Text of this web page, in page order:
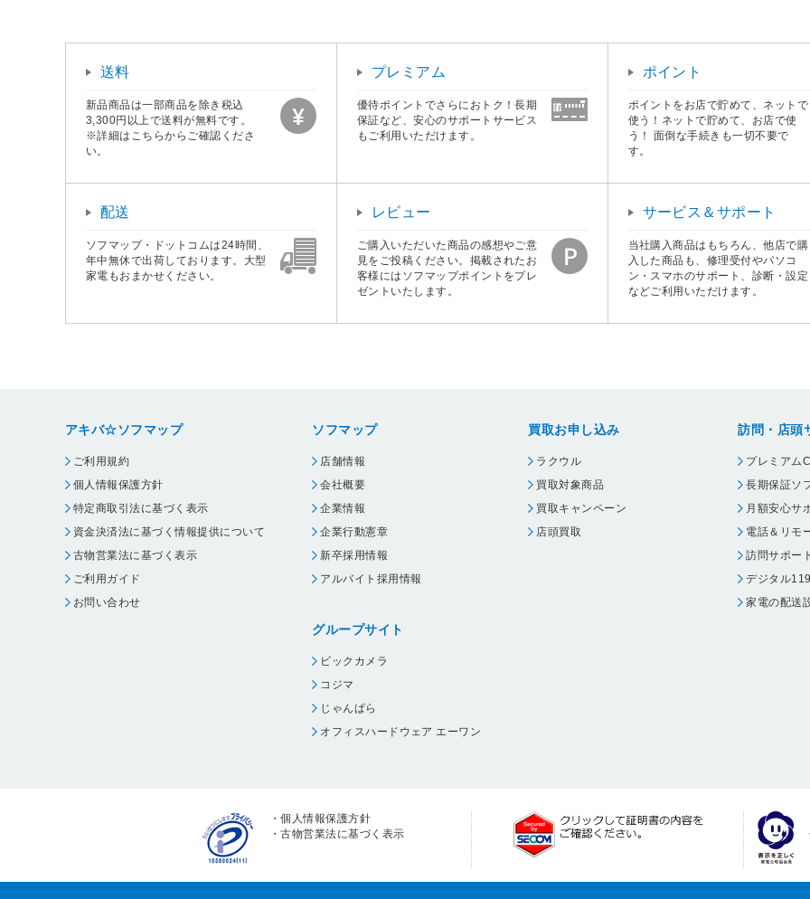
送料
新品商品は一部商品を除き税込
3,300円以上で送料が無料です。
※詳細はこちらからご確認くださ
い。
プレミアム
優待ポイントでさらにおトク！長期
保証など、安心のサポートサービス
もご利用いただけます。
ポイント
ポイントをお店で貯めて、ネットで
使う！ネットで貯めて、お店で使
う！ 面倒な手続きも一切不要で
す。
配送
ソフマップ・ドットコムは24時間、
年中無休で出荷しております。大型
家電もおまかせください。
レビュー
ご購入いただいた商品の感想やご意
見をご投稿ください。掲載されたお
客様にはソフマップポイントをプレ
ゼントいたします。
サービス＆サポート
当社購入商品はもちろん、他店で購
入した商品も、修理受付やパソコ
ン・スマホのサポート、診断・設定
などご利用いただけます。
アキバ☆ソフマップ
ご利用規約
個人情報保護方針
特定商取引法に基づく表示
資金決済法に基づく情報提供について
古物営業法に基づく表示
ご利用ガイド
お問い合わせ
ソフマップ
店舗情報
会社概要
企業情報
企業行動憲章
新卒採用情報
アルバイト採用情報
グループサイト
ビックカメラ
コジマ
じゃんぱら
オフィスハードウェア エーワン
買取お申し込み
ラクウル
買取対象商品
買取キャンペーン
店頭買取
訪問・店頭
プレミアム
長期保証ソ
月額安心サ
電話＆リモ
訪問サポー
デジタル
家電の配送
・個人情報保護方針
・古物営業法に基づく表示